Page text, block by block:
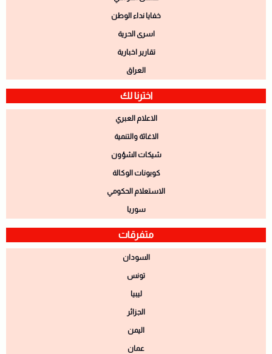
خفايا نداء الوطن
اسرى الحرية
تقارير اخبارية
العراق
اخترنا لك
الاعلام العبري
الاغاثة والتنمية
شيكات الشؤون
كوبونات الوكالة
الاستعلام الحكومي
سوريا
متفرقات
السودان
تونس
ليبيا
الجزائر
اليمن
عمان